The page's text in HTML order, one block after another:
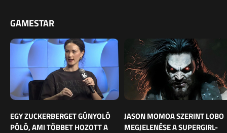
GAMESTAR
EGY ZUCKERBERGET GÚNYOLÓ
PÓLÓ, AMI TÖBBET HOZOTT A
JASON MOMOA SZERINT LOBO
MEGJELENÉSE A SUPERGIRL-